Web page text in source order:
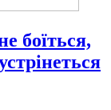
боїться,